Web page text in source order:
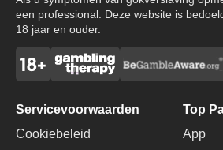
een professional. Deze website is
18 jaar en ouder.
Servicevoorwaarden
Cookiebeleid
Top
App